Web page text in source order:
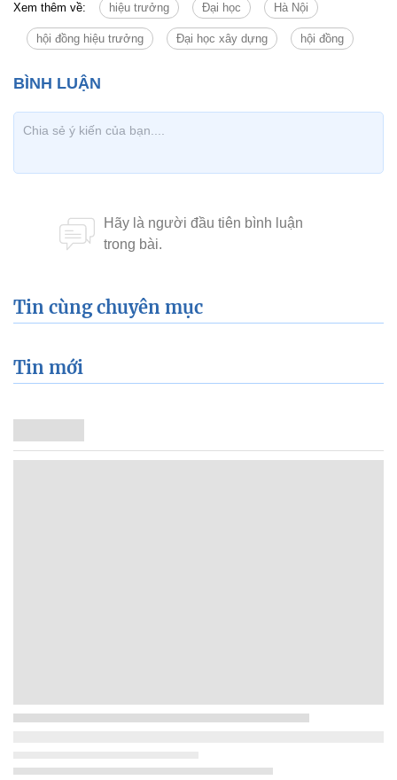
Xem thêm về: hiệu trưởng Đại học Hà Nội
hội đồng hiệu trưởng Đại học xây dựng hội đồng
Tin cùng chuyên mục
Tin mới